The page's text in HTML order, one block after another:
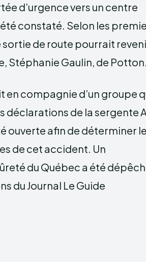
d’urgence vers un centre
constaté. Selon les
de route pourrait
Stéphanie Gaulin, de Potton.
en compagnie d’un groupe
déclarations de la sergente
ouverte afin de déterminer
de cet accident. Un
du Québec a été
du Journal Le Guide